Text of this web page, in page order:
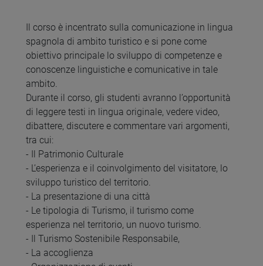
Il corso è incentrato sulla comunicazione in lingua
spagnola di ambito turistico e si pone come
obiettivo principale lo sviluppo di competenze e
conoscenze linguistiche e comunicative in tale
ambito.
Durante il corso, gli studenti avranno l’opportunità
di leggere testi in lingua originale, vedere video,
dibattere, discutere e commentare vari argomenti,
tra cui:
- Il Patrimonio Culturale
- L’esperienza e il coinvolgimento del visitatore, lo
sviluppo turistico del territorio.
- La presentazione di una città
- Le tipologia di Turismo, il turismo come
esperienza nel territorio, un nuovo turismo.
- Il Turismo Sostenibile Responsabile,
- La accoglienza